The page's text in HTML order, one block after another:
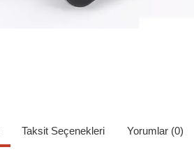
Taksit Seçenekleri Yorumlar (0)